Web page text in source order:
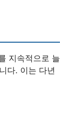
지속적으로 늘
다. 이는 다년